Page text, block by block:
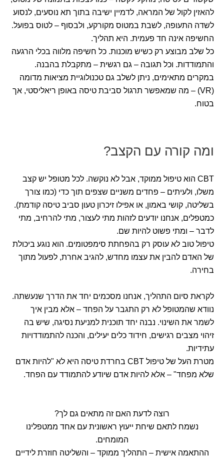
להאזין לקול של המראה, לדמיין ישיבה בתוך תא נוסעים, לנסוע
לשדה התעופה, לשבת במטוס מקורקע, ולבסוף – לטוס בפועל.
החשיפה אינה חד פעמית. היא תהליך.
כל שלב מבוצע רק כשיש מוכנות. כל חשיפה מלווה בכלי הרגעה
והתמודדות. וכל תגובה – גם רגשית – מתקבלת בהבנה.
במקרים מתאימים, ניתן לשלב גם טכנולוגיית מציאות מדומה
(VR) – מה שמאפשר תרגול סביבת טיסה באופן ריאליסטי, אך
בטוח.
ומה קורה עם הקצב?
CBT הוא טיפול ממוקד, אבל לא נוקשה. לכל מטופל יש קצב
משלו, ולעיתים – פחדים משניים שצפים תוך כדי (כמו צורך
בשליטה, קושי באמון, או אפילו זיכרון טעון סביב טיסה קודמת).
כמטפלים, אנחנו יודעים לזהות מתי לעצור, מתי להרחיב, מתי
לדבר – ומתי פשוט להיות שם.
טיפול טוב לא עוסק רק בהפחתת סימפטומים. הוא נוגע ביכולת
של האדם להבין את עצמו מחדש, להגיב אחרת, לפעול מתוך
בחירה.
לקראת סיום התהליך, אנחנו מסכמים יחד את הדרך שנעשתה.
נוודא שהמטופל לא רק התגבר על הפחד – אלא מבין איך
לשמר את השינוי. נבנה יחד תוכנית למניעת נסיגה, שיש בה
זיהוי מצבים רגישים, חידוד כלים יעילים, והכנה להתמודדויות
עתידיות.
מטרת העל של טיפול CBT בחרדת טיסה היא לא "להיות אדם
שלא מפחד" – אלא להיות אדם שיודע להתמודד עם הפחד.
רוצה לדעת האם זה מתאים גם לך?
נשמח לתאם שיחת ייעוץ ראשונית עם אחד ממטפלינו
המומחים.
ההתאמה אישית – התהליך ממוקד – והשליטה חוזרת לידיים